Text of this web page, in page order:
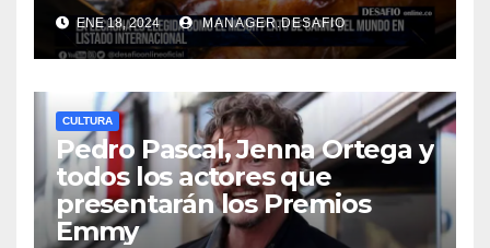
ENE 18, 2024 MANAGER.DESAFIO
CULTURA
Pedro Pascal, Jenna Ortega y
todos los actores que
presentarán los Premios
Emmy